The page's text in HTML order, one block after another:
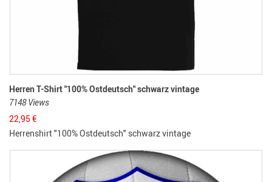
Herren T-Shirt "100% Ostdeutsch" schwarz vintage
7148 Views
22,95 €
Herrenshirt "100% Ostdeutsch" schwarz vintage